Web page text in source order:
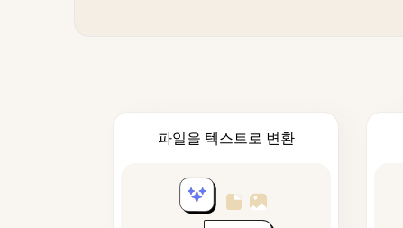
파일을 텍스트로 변환